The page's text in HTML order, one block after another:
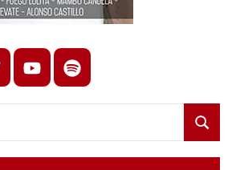
youtubespotify
Buscar